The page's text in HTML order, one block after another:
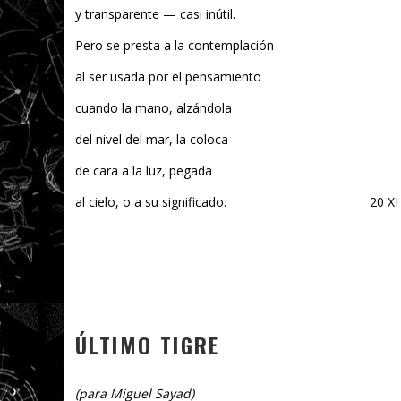
y transparente — casi inútil.
Pero se presta a la contemplación
al ser usada por el pensamiento
cuando la mano, alzándola
del nivel del mar, la coloca
de cara a la luz, pegada
al cielo, o a su significado. 20 XI
ÚLTIMO TIGRE
(para Miguel Sayad)